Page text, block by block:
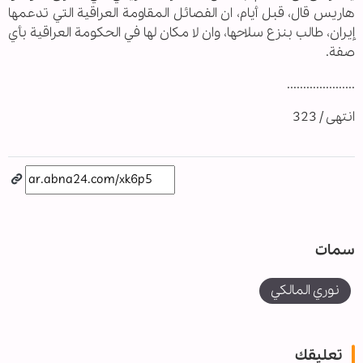
هاريس قال، قبل أيام، ان الفصائل المقاومة العراقية التي تدعمها
إيران، طالب بنزع سلاحها، وان لا مكان لها في الحكومة العراقية بأي
صفة.
.....................
انتهى / 323
سمات
نوري المالكي
تعليقك